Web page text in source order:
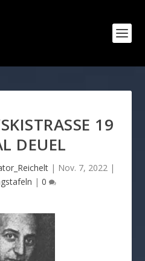
19 P
DEUEL
| Nov. 7, 2022|
| 0